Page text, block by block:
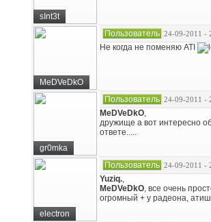
sInt3t
MeDVeDkO
Пользователь 24-09-2011 -
Не когда не поменяю ATI
gr0mka
Пользователь 24-09-2011 -
MeDVeDkO,
дружище а вот интересно
ответе.....
electron
Пользователь 24-09-2011 -
Yuziq.,
MeDVeDkO, все очень
огромный + у радеона,